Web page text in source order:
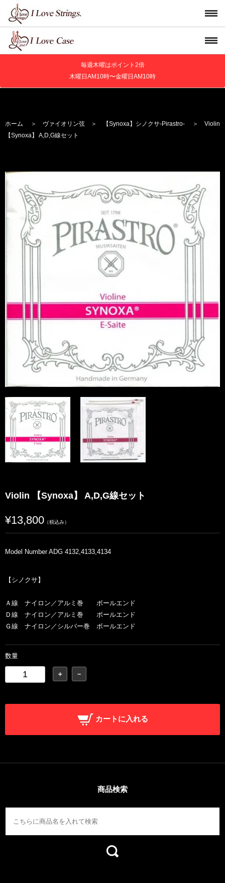
毎週木曜はポイント2倍
木曜日AM10時〜金曜日AM10時
ホーム ＞ ヴァイオリン弦 ＞ 【Synoxa】 シノクサ-Pirastro- ＞ Violin
【Synoxa】 A,D,G線セット
Violin 【Synoxa】 A,D,G線セット
¥13,800 （税込み）
Model Number ADG 4132,4133,4134
【シノクサ】
Ａ線 ナイロン／アルミ巻 ボールエンド
Ｄ線 ナイロン／アルミ巻 ボールエンド
Ｇ線 ナイロン／シルバー巻 ボールエンド
数量
＋ －
カートに入れる
商品検索